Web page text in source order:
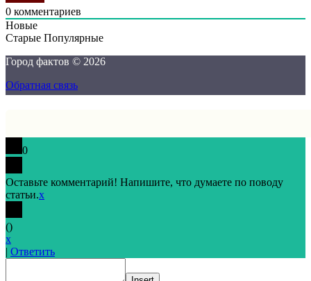
0 комментариев
Новые
Старые Популярные
Город фактов © 2026
Обратная связь
0
Оставьте комментарий! Напишите, что думаете по поводу
статьи.x
()
x
| Ответить